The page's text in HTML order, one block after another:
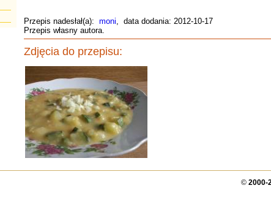
Przepis nadesłał(a): moni, data dodania: 2012-10-17
Przepis własny autora.
Zdjęcia do przepisu:
© 2000-